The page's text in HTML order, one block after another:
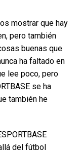
mostrar que hay
pero también
buenas que
ha faltado en
lee poco, pero
se ha
también he
del fútbol